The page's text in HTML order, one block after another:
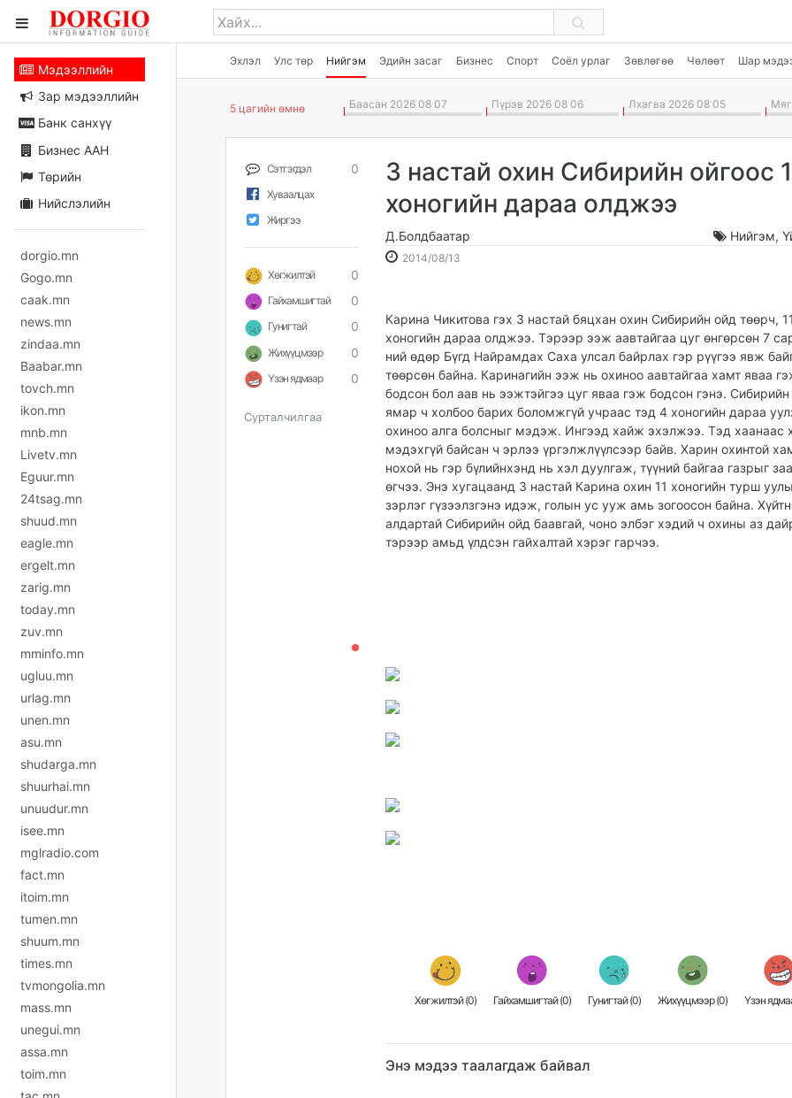
Эхлэл Улс төр Нийгэм Эдийн засаг Бизнес Спорт Соёл урлаг Зөвлөгөө Чөлөөт Шар
Мэдээллийн
Зар мэдээллийн
Банк санхүү
Бизнес ААН
Төрийн
Нийслэлийн
dorgio.mn
Gogo.mn
caak.mn
news.mn
zindaa.mn
Baabar.mn
tovch.mn
ikon.mn
mnb.mn
Livetv.mn
Eguur.mn
24tsag.mn
shuud.mn
eagle.mn
ergelt.mn
zarig.mn
today.mn
zuv.mn
mminfo.mn
ugluu.mn
urlag.mn
unen.mn
asu.mn
shudarga.mn
shuurhai.mn
unuudur.mn
isee.mn
mglradio.com
fact.mn
itoim.mn
tumen.mn
shuum.mn
times.mn
tvmongolia.mn
mass.mn
unegui.mn
assa.mn
toim.mn
5 цагийн өмнө Баасан 2026 08 07 Пүрэв 2026 08 06 Лхагва 2026 08 05
Сэтгэгдэл 0
Хуваалцах
Жиргээ
Хөгжилтэй 0
Гайхамшигтай 0
Гунигтай 0
Жихүүцмээр 0
Үзэн ядмаар 0
Сурталчилгаа
3 настай охин Сибирийн ойгоос
хоногийн дараа олджээ
Д.Болдбаатар Нийгэм,
2014/08/13
19:44:30
16:58:05
Карина Чикитова гэх 3 настай бяцхан охин Сибирийн ойд төөрч, 11
хоногийн дараа олджээ. Тэрээр ээж аавтайгаа цуг өнгөрсөн 7
ний өдөр Бүгд Найрамдах Саха улсал байрлах гэр рүүгээ явж
төөрсөн байна. Каринагийн ээж нь охиноо аавтайгаа хамт яваа
бодсон бол аав нь ээжтэйгээ цуг яваа гэж бодсон гэнэ. Сибирийн
ямар ч холбоо барих боломжгүй учраас тэд 4 хоногийн дараа
охиноо алга болсныг мэдэж. Ингээд хайж эхэлжээ. Тэд хаанаас
мэдэхгүй байсан ч эрлээ үргэлжлүүлсээр байв. Харин охинтой
нохой нь гэр бүлийнхэнд нь хэл дуулгаж, түүний байгаа газрыг
өгчээ. Энэ хугацаанд 3 настай Карина охин 11 хоногийн турш
зэрлэг гүзээлзгэнэ идэж, голын ус ууж амь зогоосон байна.
алдартай Сибирийн ойд баавгай, чоно элбэг хэдий ч охины аз
тэрээр амьд үлдсэн гайхалтай хэрэг гарчээ.
Хөгжилтэй (0) Гайхамшигтай (0) Гунигтай (0) Жихүүцмээр (0) Үзэн
Энэ мэдээ таалагдаж байвал